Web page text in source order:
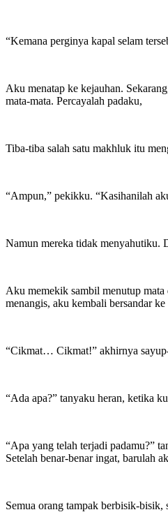
“Kemana perginya kapal selam
Aku menatap ke kejauhan.
mata-mata. Percayalah padaku,
Tiba-tiba salah satu makhluk itu
“Ampun,” pekikku. “Kasihanilah
Namun mereka tidak menyahutiku.
Aku memekik sambil menutup mata
menangis, aku kembali bersandar
“Cikmat… Cikmat!” akhirnya
“Ada apa?” tanyaku heran, ketika
“Apa yang telah terjadi padamu?”
Setelah benar-benar ingat, barulah
Semua orang tampak berbisik-bisik,